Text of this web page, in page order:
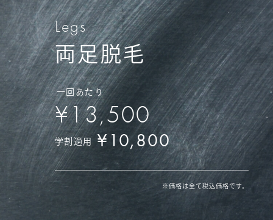
Legs
両足脱毛
一回あたり
¥13,500
学割適用 ¥10,800
※価格は全て税込価格です。